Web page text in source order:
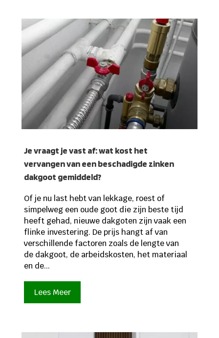
Je vraagt je vast af: wat kost het
vervangen van een beschadigde zinken
dakgoot gemiddeld?
Of je nu last hebt van lekkage, roest of
simpelweg een oude goot die zijn beste tijd
heeft gehad, nieuwe dakgoten zijn vaak een
flinke investering. De prijs hangt af van
verschillende factoren zoals de lengte van
de dakgoot, de arbeidskosten, het materiaal
en de...
Lees Meer